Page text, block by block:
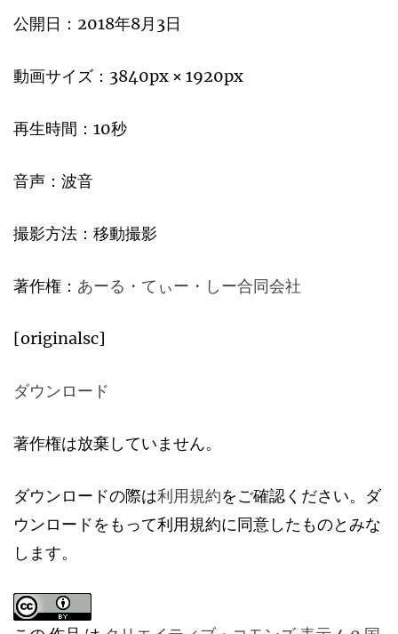
公開日：2018年8月3日
動画サイズ：3840px × 1920px
再生時間：10秒
音声：波音
撮影方法：移動撮影
著作権： あーる・てぃー・しー合同会社
[originalsc]
ダウンロード
著作権は放棄していません。
ダウンロードの際は利用規約をご確認ください。ダ
ウンロードをもって利用規約に同意したものとみな
します。